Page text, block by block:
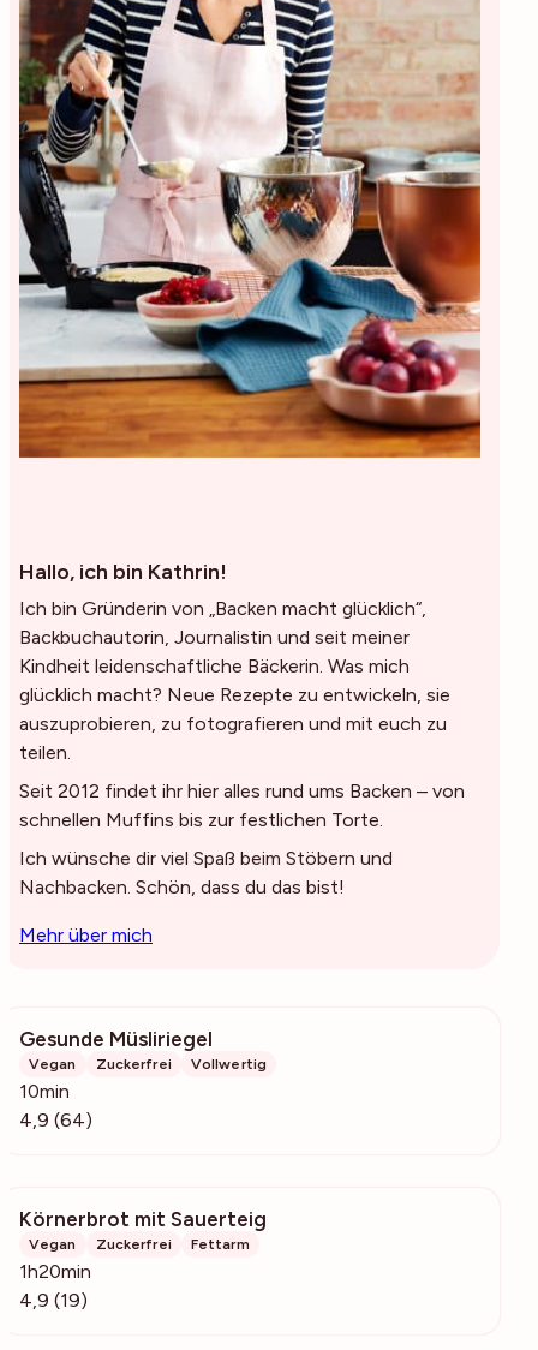
Hallo, ich bin Kathrin!
Ich bin Gründerin von „Backen macht glücklich“,
Backbuchautorin, Journalistin und seit meiner
Kindheit leidenschaftliche Bäckerin. Was mich
glücklich macht? Neue Rezepte zu entwickeln, sie
auszuprobieren, zu fotografieren und mit euch zu
teilen.
Seit 2012 findet ihr hier alles rund ums Backen – von
schnellen Muffins bis zur festlichen Torte.
Ich wünsche dir viel Spaß beim Stöbern und
Nachbacken. Schön, dass du das bist!
Mehr über mich
Gesunde Müsliriegel
Vegan Zuckerfrei Vollwertig
10min
4,9 (64)
Körnerbrot mit Sauerteig
Vegan Zuckerfrei Fettarm
1h20min
4,9 (19)